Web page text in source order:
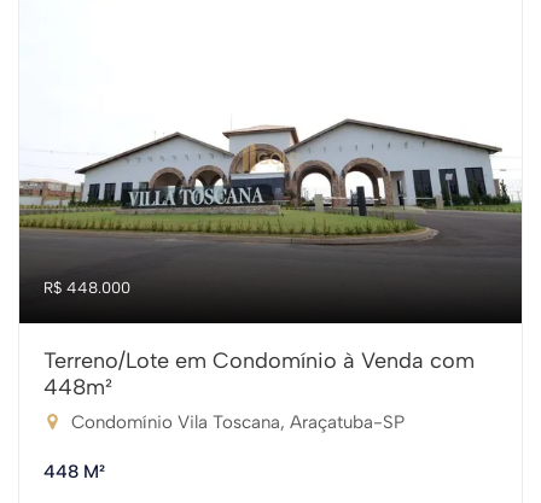
R$ 448.000
Terreno/Lote em Condomínio à Venda com
448m²
Condomínio Vila Toscana, Araçatuba-SP
448 M²